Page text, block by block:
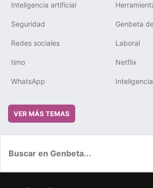
Inteligencia artificial
Seguridad Genbeta
Redes sociales Laboral
timo Netflix
WhatsApp
VER MÁS TEMAS